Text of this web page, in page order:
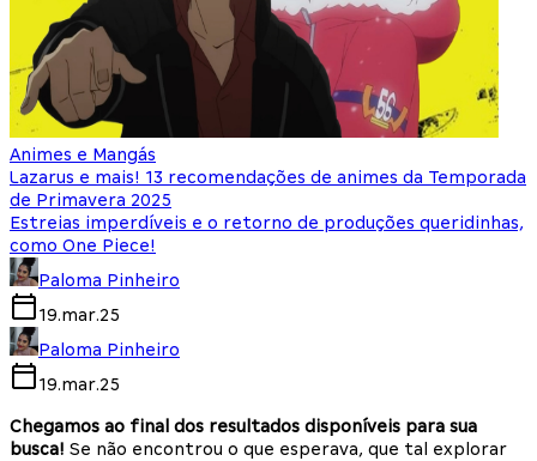
Animes e Mangás
Lazarus e mais! 13 recomendações de animes da Temporada
de Primavera 2025
Estreias imperdíveis e o retorno de produções queridinhas,
como One Piece!
Paloma Pinheiro
19.mar.25
Paloma Pinheiro
19.mar.25
Chegamos ao final dos resultados disponíveis para sua
busca! Se não encontrou o que esperava, que tal explorar